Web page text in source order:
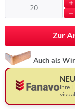
Zur
Auch als
Ihre